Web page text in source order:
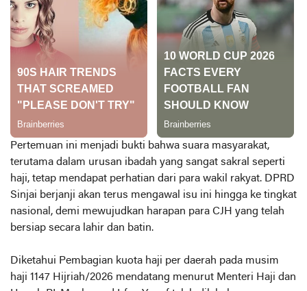
Pertemuan ini menjadi bukti bahwa suara masyarakat,
terutama dalam urusan ibadah yang sangat sakral seperti
haji, tetap mendapat perhatian dari para wakil rakyat. DPRD
Sinjai berjanji akan terus mengawal isu ini hingga ke tingkat
nasional, demi mewujudkan harapan para CJH yang telah
bersiap secara lahir dan batin.
Diketahui Pembagian kuota haji per daerah pada musim
haji 1147 Hijriah/2026 mendatang menurut Menteri Haji dan